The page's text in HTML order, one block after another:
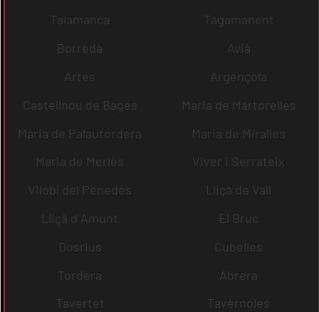
Talamanca
Tagamanent
Borredà
Avià
Artés
Argençola
Castellnou de Bages
Maria de Martorelles
Maria de Palautordera
Maria de Miralles
Maria de Merlès
Viver i Serrateix
Vilobí del Penedès
Lliçà de Vall
Lliçà d´Amunt
El Bruc
Dosrius
Cubelles
Tordera
Abrera
Tavertet
Tavèrnoles